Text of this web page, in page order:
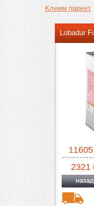
Клеим паркет
Lobadur
2321